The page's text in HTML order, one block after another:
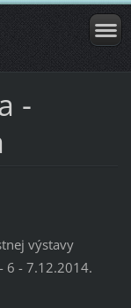
-
výstavy
6 - 7.12.2014.